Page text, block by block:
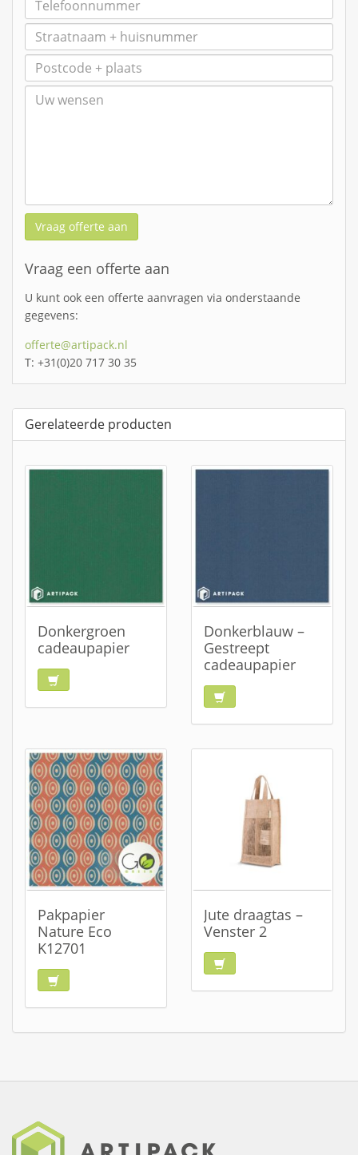
Vraag offerte aan
Vraag een offerte aan
U kunt ook een offerte aanvragen via onderstaande
gegevens:
offerte@artipack.nl
T: +31(0)20 717 30 35
Gerelateerde producten
Donkergroen
cadeaupapier
Donkerblauw –
Gestreept
cadeaupapier
Pakpapier
Nature Eco
K12701
Jute draagtas –
Venster 2